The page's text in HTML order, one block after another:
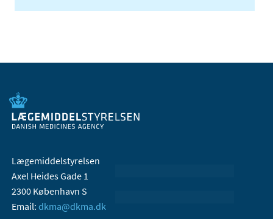
Lægemiddelstyrelsen
Axel Heides Gade 1
2300 København S
Email: dkma@dkma.dk